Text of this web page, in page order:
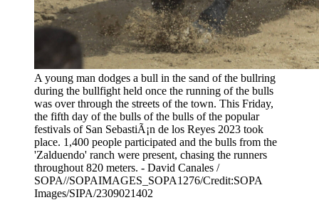
A young man dodges a bull in the sand of the bullring
during the bullfight held once the running of the bulls
was over through the streets of the town. This Friday,
the fifth day of the bulls of the bulls of the popular
festivals of San SebastiÃ¡n de los Reyes 2023 took
place. 1,400 people participated and the bulls from the
'Zalduendo' ranch were present, chasing the runners
throughout 820 meters. - David Canales /
SOPA//SOPAIMAGES_SOPA1276/Credit:SOPA
Images/SIPA/2309021402